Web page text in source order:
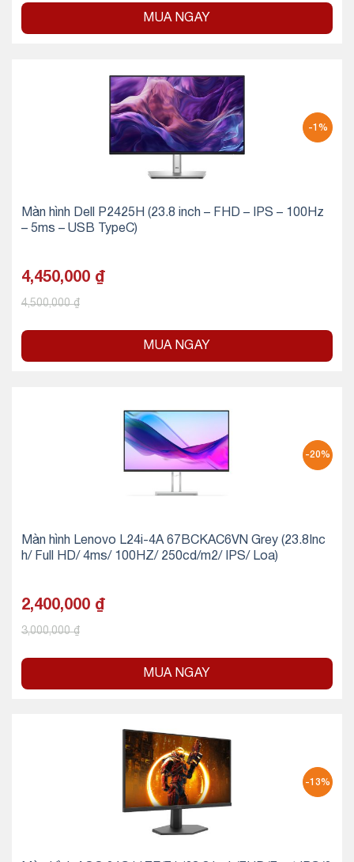
MUA NGAY
-1%
Màn hình Dell P2425H (23.8 inch – FHD – IPS – 100Hz
– 5ms – USB TypeC)
4,450,000 ₫
4,500,000₫
MUA NGAY
-20%
Màn hình Lenovo L24i-4A 67BCKAC6VN Grey (23.8Inc
h/ Full HD/ 4ms/ 100HZ/ 250cd/m2/ IPS/ Loa)
2,400,000 ₫
3,000,000₫
MUA NGAY
-13%